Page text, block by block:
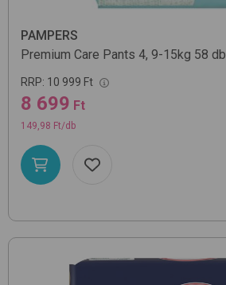
PAMPERS
Premium Care Pants 4, 9-15kg 58 db
RRP: 10 999 Ft
8 699 Ft
149,98 Ft/db